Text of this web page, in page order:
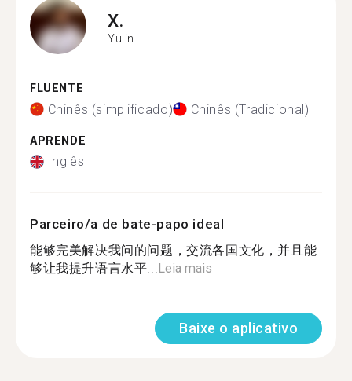
X.
Yulin
FLUENTE
Chinês (simplificado) Chinês (Tradicional)
APRENDE
Inglês
Parceiro/a de bate-papo ideal
能够完美解决我问的问题，交流各国文化，并且能
够让我提升语言水平...Leia mais
Baixe o aplicativo